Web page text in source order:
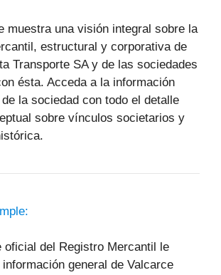
muestra una visión integral sobre la
estructural y corporativa de
Transporte SA y de las sociedades
ésta. Acceda a la información
la sociedad con todo el detalle
sobre vínculos societarios y
oficial del Registro Mercantil le
general de Valcarce